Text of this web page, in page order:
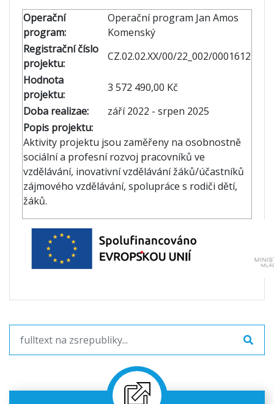
Operační
program:
Operační program Jan Amos
Komenský
Registrační číslo
projektu:
CZ.02.02.XX/00/22_002/0001612
Hodnota
projektu:
3 572 490,00 Kč
Doba realizae:
září 2022 - srpen 2025
Popis projektu:
Aktivity projektu jsou zaměřeny na osobnostně
sociální a profesní rozvoj pracovníků ve
vzdělávání, inovativní vzdělávání žáků/účastníků
zájmového vzdělávání, spolupráce s rodiči dětí,
žáků.